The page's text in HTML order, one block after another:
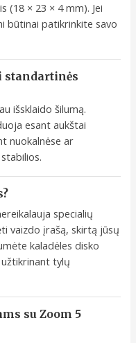
(18 × 23 × 4 mm). Jei
būtinai patikrinkite savo
standartinės
išsklaido šilumą.
esant aukštai
nuokalnėse ar
specialių
vaizdo įrašą, skirtą jūsų
kaladėles disko
tylų
su Zoom 5